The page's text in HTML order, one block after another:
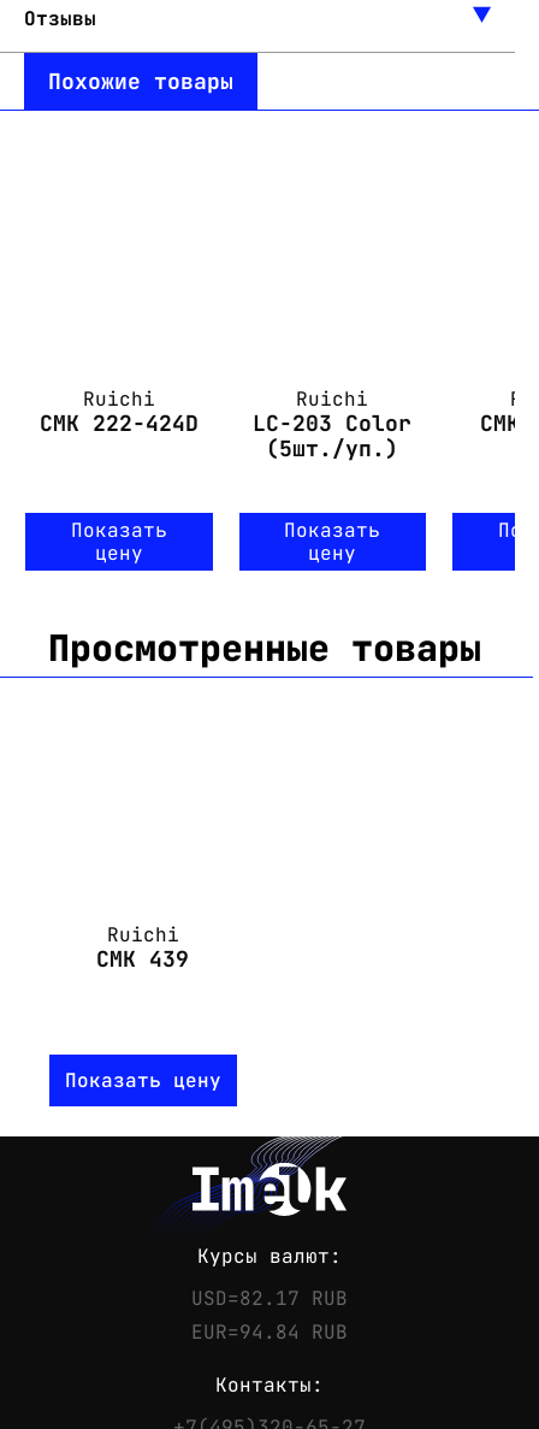
Отзывы
Похожие товары
Ruichi
СМК 222-424D
Показать
цену
Ruichi
LC-203 Color
(5шт./уп.)
Показать
цену
СМК
Просмотренные товары
Ruichi
СМК 439
Показать цену
Курсы валют:
USD=82.17 RUB
EUR=94.84 RUB
Контакты: